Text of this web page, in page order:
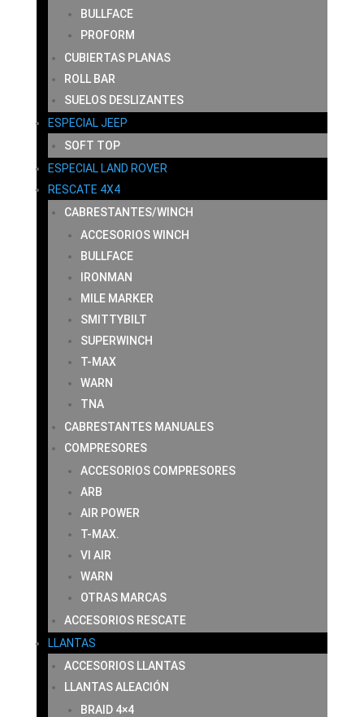
BULLFACE
PROFORM
CUBIERTAS PLANAS
ROLL BAR
SUELOS DESLIZANTES
ESPECIAL JEEP
SOFT TOP
ESPECIAL LAND ROVER
RESCATE 4X4
CABRESTANTES/WINCH
ACCESORIOS WINCH
BULLFACE
IRONMAN
MILE MARKER
SMITTYBILT
SUPERWINCH
T-MAX
WARN
TNA
CABRESTANTES MANUALES
COMPRESORES
ACCESORIOS COMPRESORES
ARB
AIR POWER
T-MAX.
VI AIR
WARN
OTRAS MARCAS
ACCESORIOS RESCATE
LLANTAS
ACCESORIOS LLANTAS
LLANTAS ALEACIÓN
BRAID 4×4